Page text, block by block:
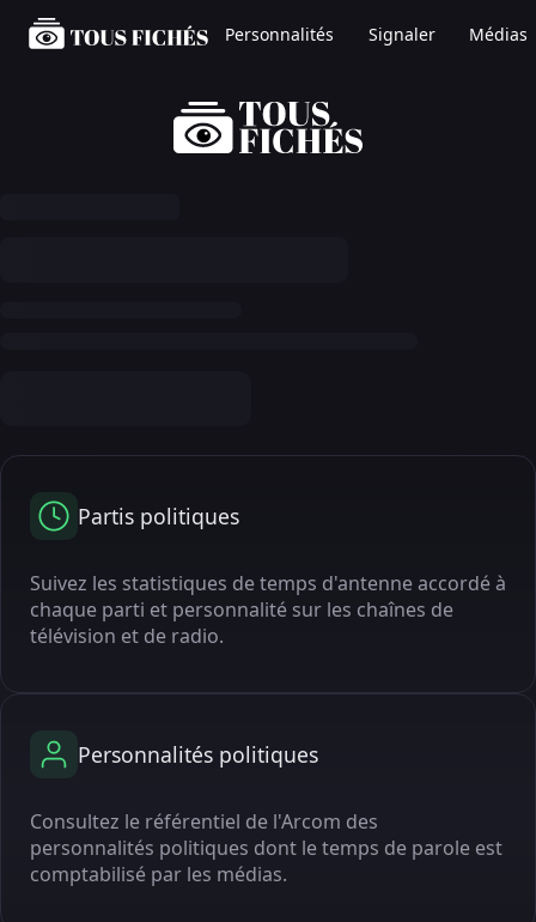
Personnalités Signaler Médias
Partis politiques
Suivez les statistiques de temps d'antenne accordé à
chaque parti et personnalité sur les chaînes de
télévision et de radio.
Personnalités politiques
Consultez le référentiel de l'Arcom des
personnalités politiques dont le temps de parole est
comptabilisé par les médias.